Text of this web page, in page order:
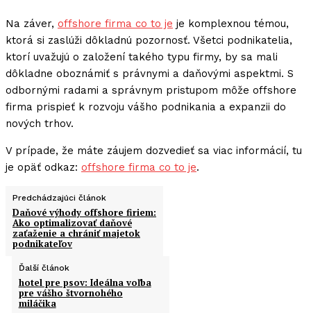
Na záver, offshore firma co to je je komplexnou témou,
ktorá si zaslúži dôkladnú pozornosť. Všetci podnikatelia,
ktorí uvažujú o založení takého typu firmy, by sa mali
dôkladne oboznámiť s právnymi a daňovými aspektmi. S
odbornými radami a správnym pristupom môže offshore
firma prispieť k rozvoju vášho podnikania a expanzii do
nových trhov.
V prípade, že máte záujem dozvedieť sa viac informácií, tu
je opäť odkaz: offshore firma co to je.
Predchádzajúci článok
Daňové výhody offshore firiem:
Ako optimalizovať daňové
zaťaženie a chrániť majetok
podnikateľov
Ďalší článok
hotel pre psov: Ideálna voľba
pre vášho štvornohého
miláčika